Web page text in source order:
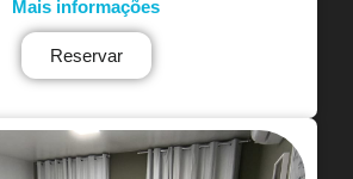
Mais informações
Reservar